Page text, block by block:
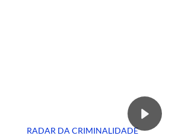
RADAR DA CRIMINALIDADE